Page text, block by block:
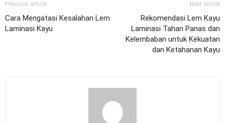
Previous article
Cara Mengatasi Kesalahan Lem
Laminasi Kayu
Next article
Rekomendasi Lem Kayu
Laminasi Tahan Panas dan
Kelembaban untuk Kekuatan
dan Ketahanan Kayu